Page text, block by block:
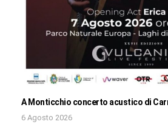
A Monticchio concerto acustico di
6 Agosto 2026